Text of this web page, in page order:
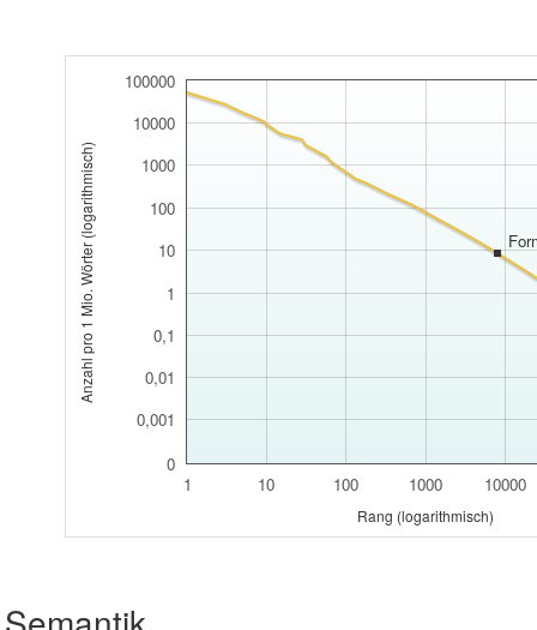
1 10 100 1000 10000
0
1
10
100
1000
10000
100000
0,001
0,01
0,1
Rang (logarithmisch)
Anzahl pro 1 Mio. Wörter (logarithmisch)